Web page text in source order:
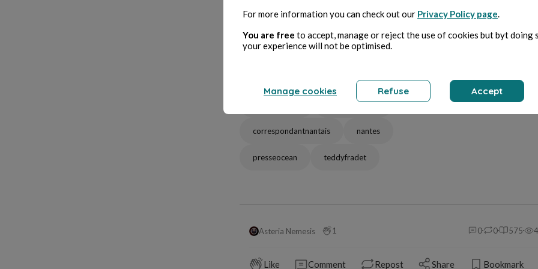
articledepresse
correspondant
correspondantnantais nantes
presseocean teddyfradet
Asteria Nemesis 1 0 0 575
Like Comment Repost Share Bookmark
For more information you can check out our Privacy Policy page.
You are free to accept, manage or reject the use of cookies but byt doing
your experience will not be optimised.
Manage cookies Refuse Accept